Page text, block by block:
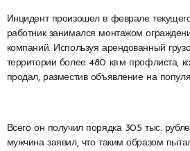
Инцидент произошел в феврале
работник занимался монтажом
компаний. Используя арендованный
территории более 480 кв.м профлиста,
продал, разместив объявление на
Всего он получил порядка 305 тыс.
мужчина заявил, что таким образом